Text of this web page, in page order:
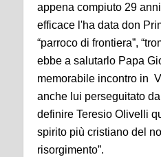
appena compiuto 29
efficace l'ha data don
“parroco di frontiera”,
ebbe a salutarlo Papa
memorabile incontro in
anche lui perseguitato
definire Teresio Olivelli
spirito più cristiano del
risorgimento”.